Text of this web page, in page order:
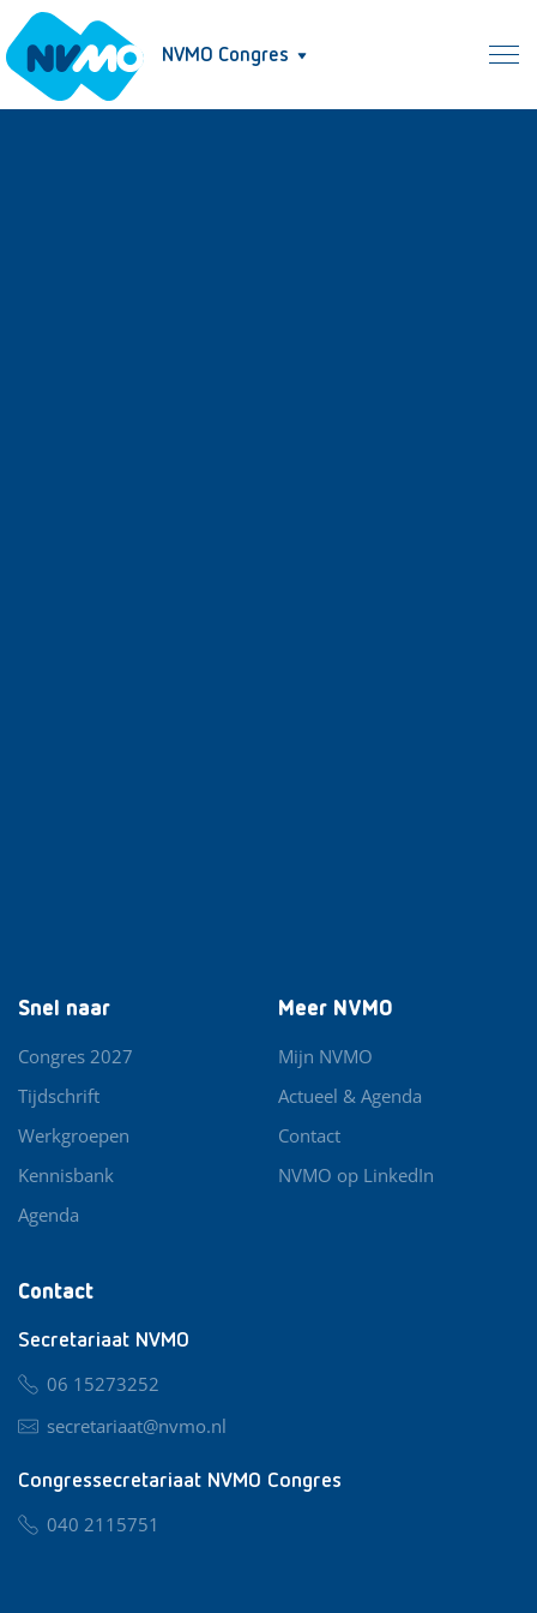
NVMO Congres
Contact
Secretariaat NVMO
06 15273252
secretariaat@nvmo.nl
Congressecretariaat NVMO Congres
040 2115751
Snel naar
Congres 2027
Tijdschrift
Werkgroepen
Kennisbank
Agenda
Meer NVMO
Mijn NVMO
Actueel & Agenda
Contact
NVMO op LinkedIn